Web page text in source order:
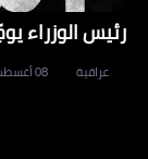
رئيس الوزراء
عراقية 08 أغسطس 2026